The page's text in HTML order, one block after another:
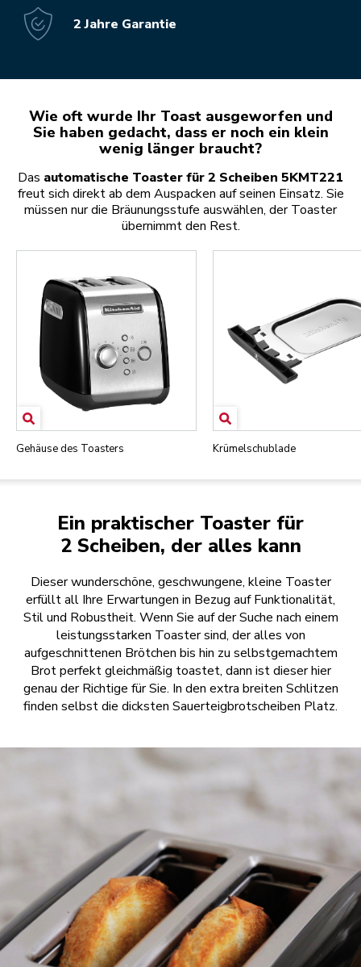
2 Jahre Garantie
Wie oft wurde Ihr Toast ausgeworfen und
Sie haben gedacht, dass er noch ein klein
wenig länger braucht?
Das automatische Toaster für 2 Scheiben 5KMT221
freut sich direkt ab dem Auspacken auf seinen Einsatz. Sie
müssen nur die Bräunungsstufe auswählen, der Toaster
übernimmt den Rest.
Gehäuse des Toasters Krümelschublade
Ein praktischer Toaster für
2 Scheiben, der alles kann
Dieser wunderschöne, geschwungene, kleine Toaster
erfüllt all Ihre Erwartungen in Bezug auf Funktionalität,
Stil und Robustheit. Wenn Sie auf der Suche nach einem
leistungsstarken Toaster sind, der alles von
aufgeschnittenen Brötchen bis hin zu selbstgemachtem
Brot perfekt gleichmäßig toastet, dann ist dieser hier
genau der Richtige für Sie. In den extra breiten Schlitzen
finden selbst die dicksten Sauerteigbrotscheiben Platz.